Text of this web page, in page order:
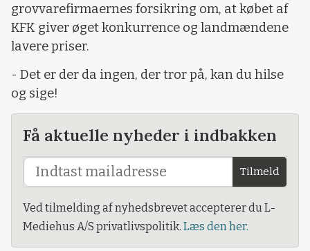
grovvarefirmaernes forsikring om, at købet af
KFK giver øget konkurrence og landmændene
lavere priser.
- Det er der da ingen, der tror på, kan du hilse
og sige!
Få aktuelle nyheder i indbakken
Tilmeld
Ved tilmelding af nyhedsbrevet accepterer du L-
Mediehus A/S privatlivspolitik. Læs den her.